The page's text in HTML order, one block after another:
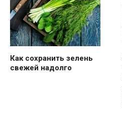
Как сохранить зелень
свежей надолго